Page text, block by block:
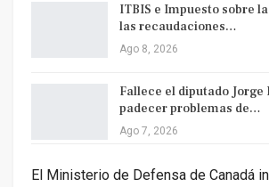
ITBIS e Impuesto sobre
las recaudaciones…
Ago 8, 2026
Fallece el diputado Jorge
padecer problemas de…
Ago 7, 2026
El Ministerio de Defensa de Canadá